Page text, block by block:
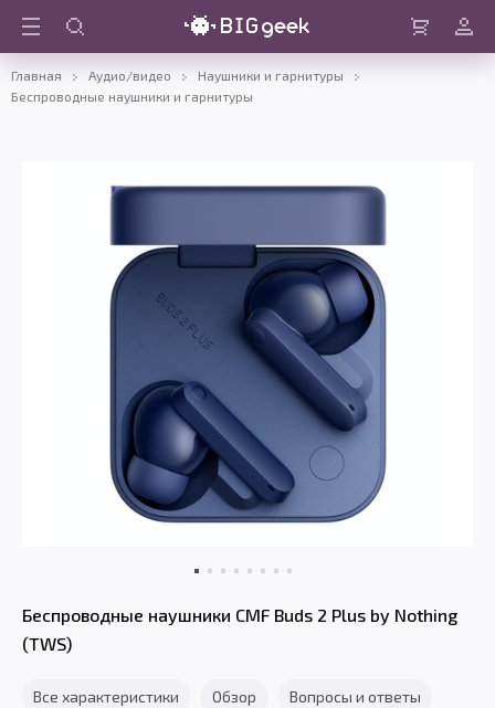
Войти
Главная Аудио/видео
Наушники и гарнитуры
Беспроводные наушники и гарнитуры
Беспроводные наушники CMF Buds 2 Plus by Nothing
(TWS)
Все характеристики Обзор Вопросы и ответы